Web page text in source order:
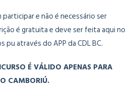
e não é necessário ser
é gratuita e deve ser feita aqui no
pu através do APP da CDL BC.
É VÁLIDO APENAS PARA
CAMBORIÚ.